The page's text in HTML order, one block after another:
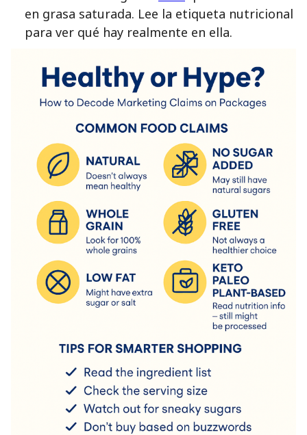
en grasa saturada. Lee la etiqueta nutricional
para ver qué hay realmente en ella.